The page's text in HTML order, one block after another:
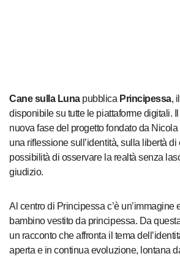
Cane sulla Lunapubblica Principessa,
disponibile su tutte le piattaforme digitali.
nuova fase del progetto fondato da
una riflessione sull’identità, sulla libertà
possibilità di osservare la realtà senza
giudizio.
Al centro di Principessa c’è un’immagine
bambino vestito da principessa. Da
un racconto che affronta il tema
aperta e in continua evoluzione, lontana